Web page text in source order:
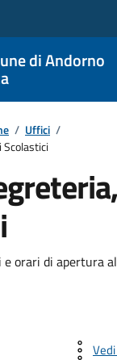
di Andorno
/ Uffici /
orari di apertura